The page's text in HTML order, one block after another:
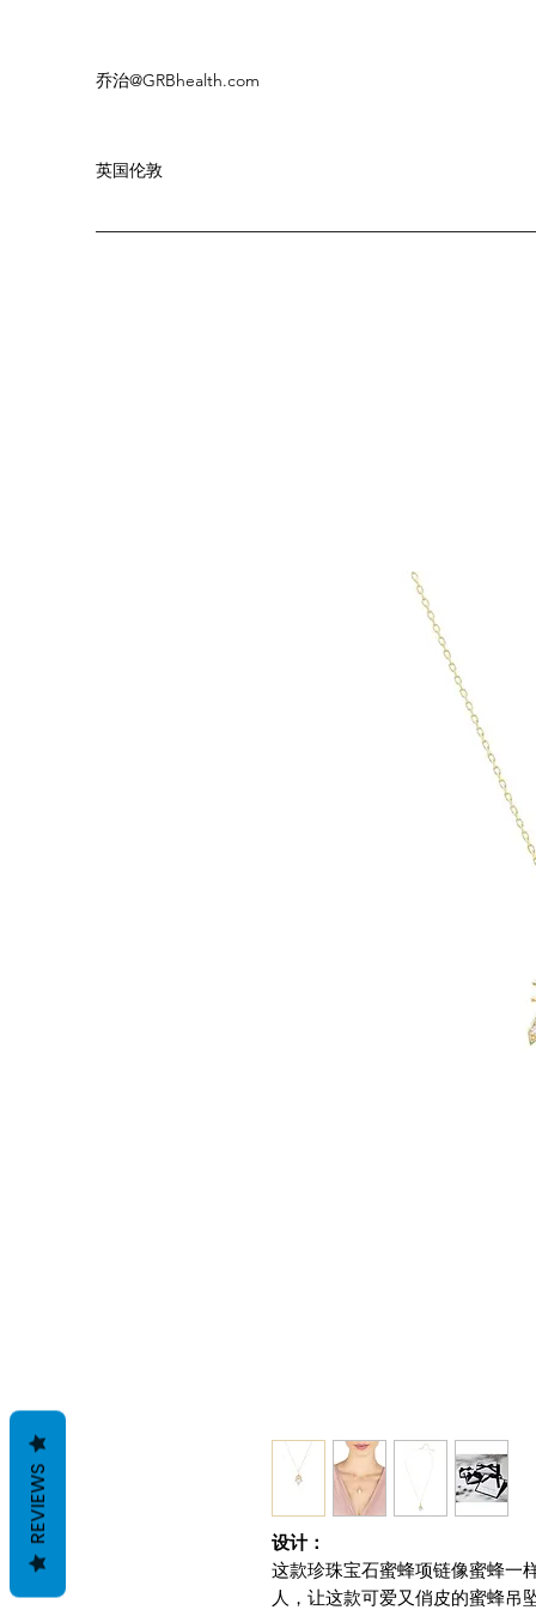
乔治@GRBhealth.com
英国伦敦
设计：
这款珍珠宝石蜜蜂项链像蜜蜂一
人，让这款可爱又俏皮的蜜蜂吊
REVIEWS